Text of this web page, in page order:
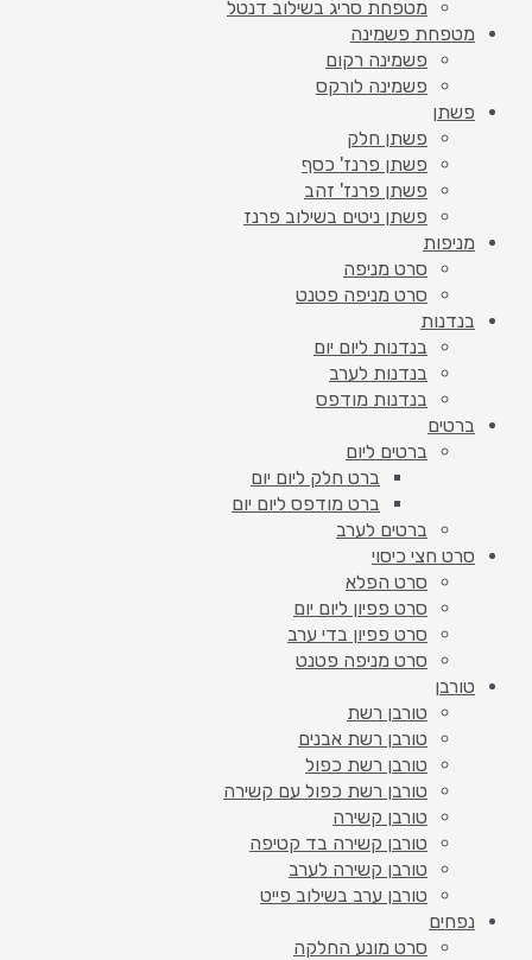
מטפחת סריג בשילוב דנטל
מטפחת פשמינה
פשמינה רקום
פשמינה לורקס
פשתן
פשתן חלק
פשתן פרנז' כסף
פשתן פרנז' זהב
פשתן ניטים בשילוב פרנז
מניפות
סרט מניפה
סרט מניפה פטנט
בנדנות
בנדנות ליום יום
בנדנות לערב
בנדנות מודפס
ברטים
ברטים ליום
ברט חלק ליום יום
ברט מודפס ליום יום
ברטים לערב
סרט חצי כיסוי
סרט הפלא
סרט פפיון ליום יום
סרט פפיון בדי ערב
סרט מניפה פטנט
טורבן
טורבן רשת
טורבן רשת אבנים
טורבן רשת כפול
טורבן רשת כפול עם קשירה
טורבן קשירה
טורבן קשירה בד קטיפה
טורבן קשירה לערב
טורבן ערב בשילוב פייט
נפחים
סרט מונע החלקה